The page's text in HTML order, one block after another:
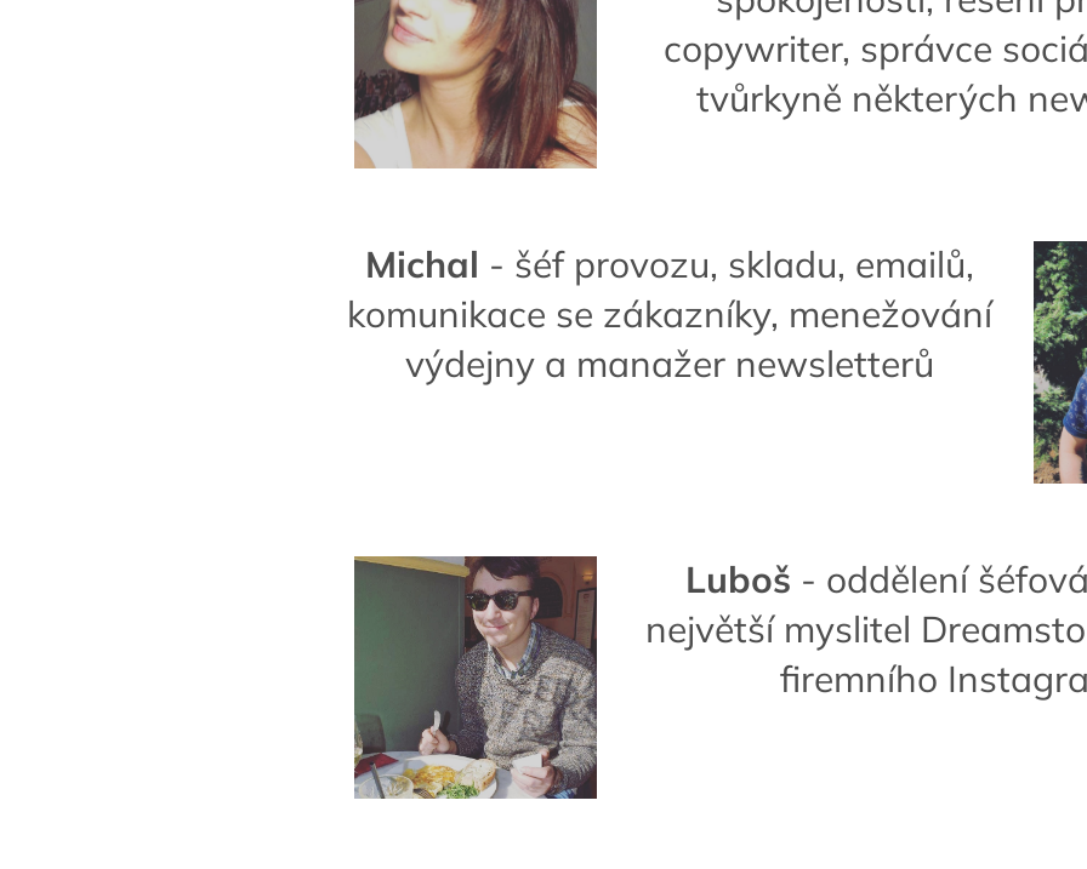
copywriter, správce
tvůrkyně některých
Michal - šéf provozu, skladu, emailů,
komunikace se zákazníky, menežování
výdejny a manažer newsletterů
Luboš - oddělení
největší myslitel
firemního